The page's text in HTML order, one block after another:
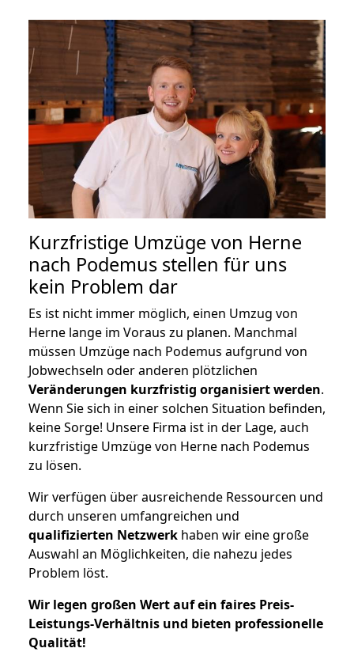
Kurzfristige Umzüge von Herne
nach Podemus stellen für uns
kein Problem dar
Es ist nicht immer möglich, einen Umzug von
Herne lange im Voraus zu planen. Manchmal
müssen Umzüge nach Podemus aufgrund von
Jobwechseln oder anderen plötzlichen
Veränderungen kurzfristig organisiert werden.
Wenn Sie sich in einer solchen Situation befinden,
keine Sorge! Unsere Firma ist in der Lage, auch
kurzfristige Umzüge von Herne nach Podemus
zu lösen.
Wir verfügen über ausreichende Ressourcen und
durch unseren umfangreichen und
qualifizierten Netzwerk haben wir eine große
Auswahl an Möglichkeiten, die nahezu jedes
Problem löst.
Wir legen großen Wert auf ein faires Preis-
Leistungs-Verhältnis und bieten professionelle
Qualität!